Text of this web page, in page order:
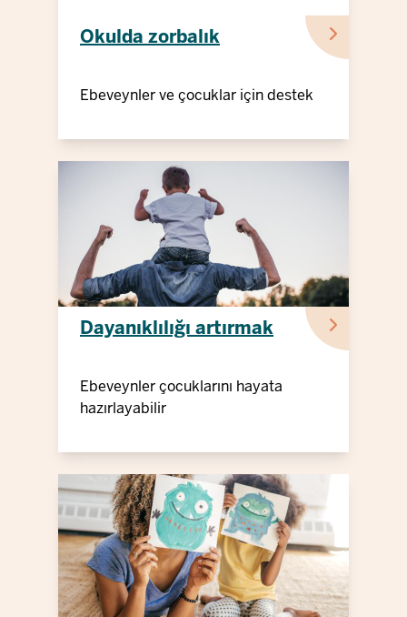
Okulda zorbalık
Ebeveynler ve çocuklar için destek
Dayanıklılığı artırmak
Ebeveynler çocuklarını hayata
hazırlayabilir